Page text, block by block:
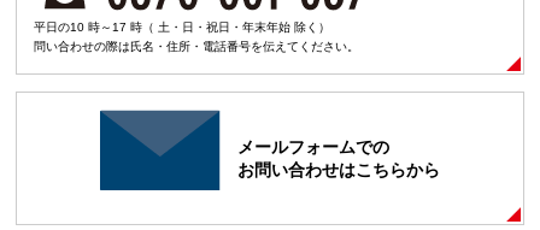
平日の10 時～17 時（ 土・日・祝日・年末年始 除く）
問い合わせの際は氏名・住所・電話番号を伝えてください。
メールフォームでの
お問い合わせはこちらから